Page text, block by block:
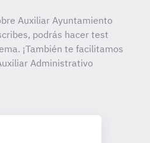
Auxiliar Ayuntamiento
podrás hacer test
¡También te facilitamos
Administrativo